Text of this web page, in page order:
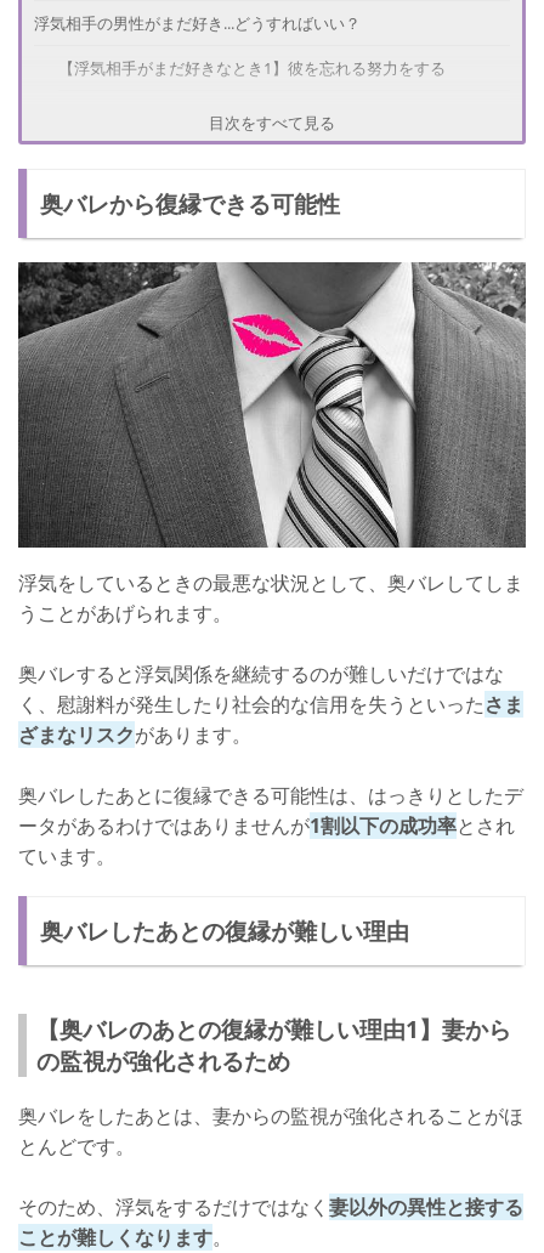
浮気相手の男性がまだ好き...どうすればいい？
【浮気相手がまだ好きなとき1】彼を忘れる努力をする
【浮気相手がまだ好きなとき2】浮気から頭を切り離す
【復縁の可能性を上げる方法1】半年以上期間をあける
【復縁の可能性を上げる方法2】自分の悪い部分を改善する
【復縁の可能性を上げる方法3】復縁のきっかけをつくる
奥バレから復縁したい！NG行為
目次をすべて見る
奥バレから復縁できる可能性
浮気をしているときの最悪な状況として、奥バレしてしま
うことがあげられます。
奥バレすると浮気関係を継続するのが難しいだけではな
く、慰謝料が発生したり社会的な信用を失うといったさま
ざまなリスクがあります。
奥バレしたあとに復縁できる可能性は、はっきりとしたデ
ータがあるわけではありませんが1割以下の成功率とされ
ています。
奥バレしたあとの復縁が難しい理由
【奥バレのあとの復縁が難しい理由1】妻から
の監視が強化されるため
奥バレをしたあとは、妻からの監視が強化されることがほ
とんどです。
そのため、浮気をするだけではなく 妻以外の異性と接する
ことが難しくなります。